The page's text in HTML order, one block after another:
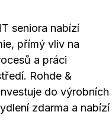
seniora nabízí
přímý vliv na
a práci
Rohde &
do výrobních
zdarma a nabízí